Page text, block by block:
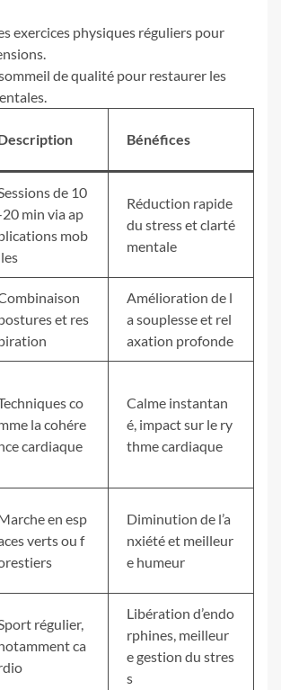
exercices physiques réguliers pour
de qualité pour restaurer les
Bénéfices
de 10
min via ap
mob
Réduction rapide
du stress et clarté
mentale
et res
Amélioration de l
a souplesse et rel
axation profonde
co
la cohére
cardiaque
Calme instantan
é, impact sur le ry
thme cardiaque
en esp
verts ou f
Diminution de l’a
nxiété et meilleur
e humeur
régulier,
ca
Libération d’endo
rphines, meilleur
e gestion du stres
s